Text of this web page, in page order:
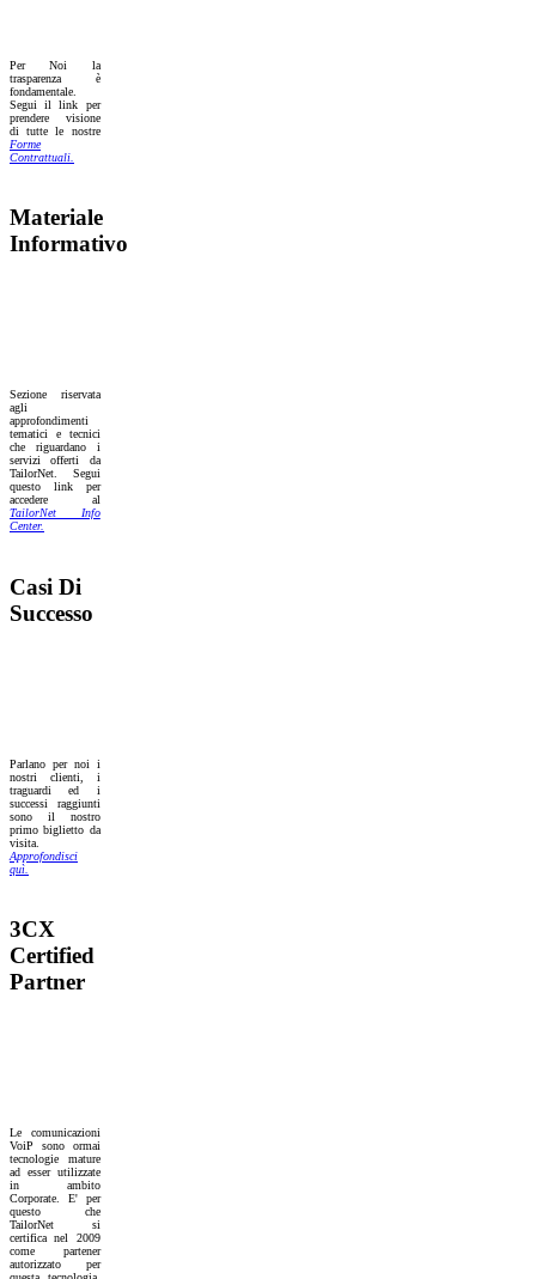
Per Noi la
trasparenza è
fondamentale.
Segui il link per
prendere visione
di tutte le nostre
Forme
Contrattuali.
Materiale
Informativo
Sezione riservata
agli
approfondimenti
tematici e tecnici
che riguardano i
servizi offerti da
TailorNet. Segui
questo link per
accedere al
TailorNet Info
Center.
Casi Di
Successo
Parlano per noi i
nostri clienti, i
traguardi ed i
successi raggiunti
sono il nostro
primo biglietto da
visita.
Approfondisci
quì.
3CX
Certified
Partner
Le comunicazioni
VoiP sono ormai
tecnologie mature
ad esser utilizzate
in ambito
Corporate. E' per
questo che
TailorNet si
certifica nel 2009
come partener
autorizzato per